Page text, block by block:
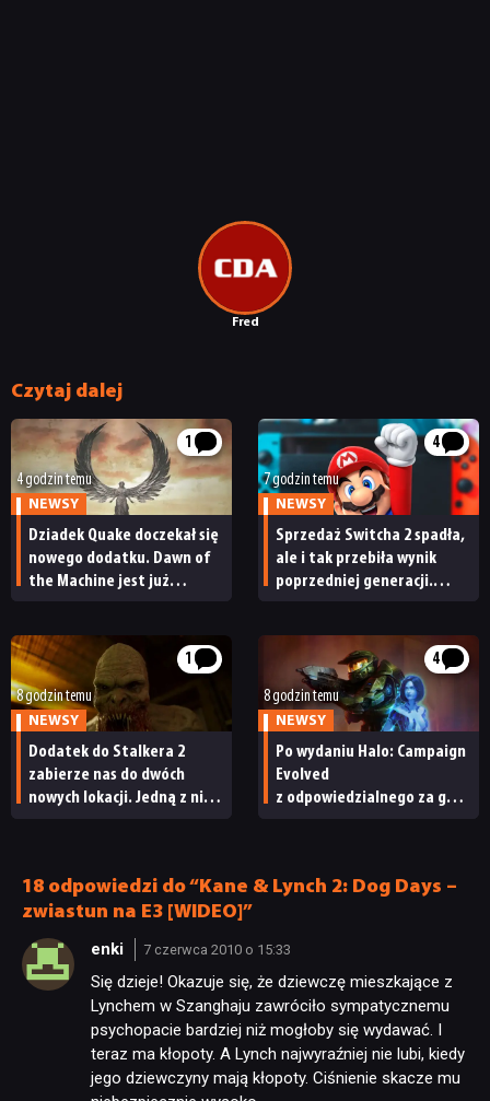
Fred
Czytaj dalej
1
4 godzin temu
NEWSY
Dziadek Quake doczekał się
nowego dodatku. Dawn of
the Machine jest już
4
7 godzin temu
NEWSY
Sprzedaż Switcha 2 spadła,
ale i tak przebiła wynik
poprzedniej generacji.
1
8 godzin temu
NEWSY
Dodatek do Stalkera 2
zabierze nas do dwóch
nowych lokacji. Jedną z nich
4
8 godzin temu
NEWSY
Po wydaniu Halo: Campaign
Evolved
z odpowiedzialnego za grę
18 odpowiedzi do “Kane & Lynch 2: Dog Days –
zwiastun na E3 [WIDEO]”
enki 7 czerwca 2010 o 15:33
Się dzieje! Okazuje się, że dziewczę mieszkające z
Lynchem w Szanghaju zawróciło sympatycznemu
psychopacie bardziej niż mogłoby się wydawać. I
teraz ma kłopoty. A Lynch najwyraźniej nie lubi, kiedy
jego dziewczyny mają kłopoty. Ciśnienie skacze mu